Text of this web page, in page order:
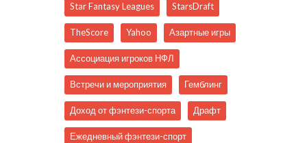
Star Fantasy Leagues StarsDraft
TheScore Yahoo Азартные игры
Ассоциация игроков НФЛ
Встречи и мероприятия Гемблинг
Доход от фэнтези-спорта Драфт
Ежедневный фэнтези-спорт